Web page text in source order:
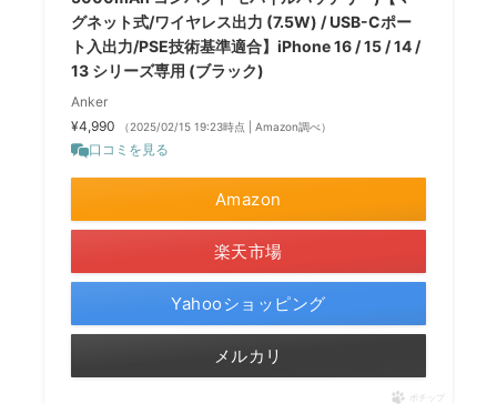
グネット式/ワイヤレス出力 (7.5W) / USB-Cポー
ト入出力/PSE技術基準適合】iPhone 16 / 15 / 14 /
13 シリーズ専用 (ブラック)
Anker
¥4,990
（2025/02/15 19:23時点 | Amazon調べ）
口コミを見る
Amazon
楽天市場
Yahooショッピング
メルカリ
ポチップ